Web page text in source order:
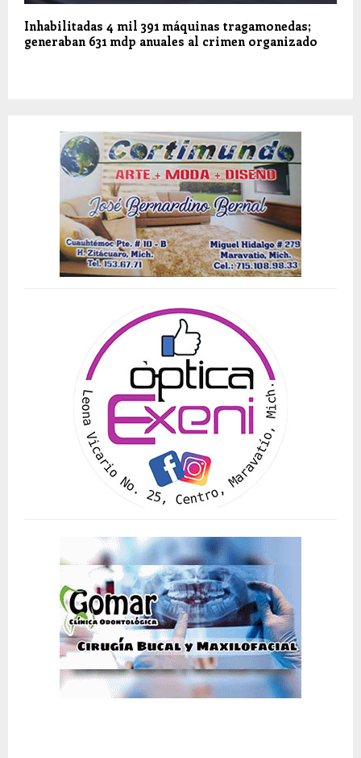
Inhabilitadas 4 mil 391 máquinas tragamonedas;
generaban 631 mdp anuales al crimen organizado